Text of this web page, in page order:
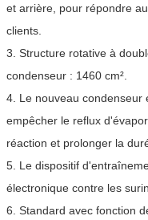
et arrière, pour répondre
clients.
3. Structure rotative à
condenseur : 1460 cm².
4. Le nouveau condenseur
empêcher le reflux
réaction et prolonger la
5. Le dispositif
électronique contre les
6. Standard avec fonction